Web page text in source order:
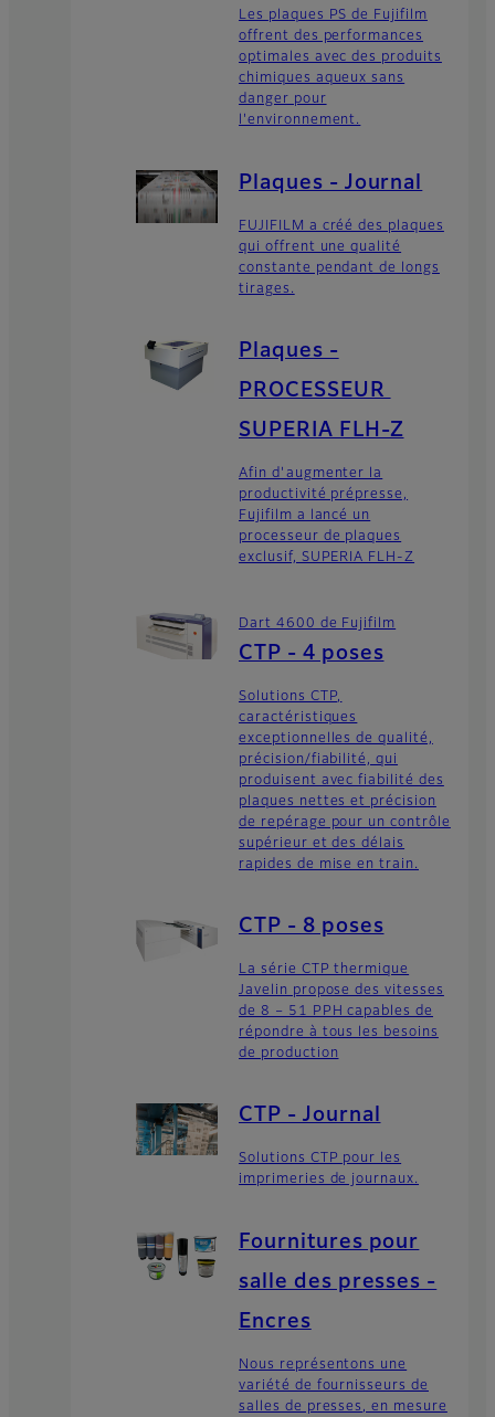
Les plaques PS de Fujifilm
offrent des performances
optimales avec des produits
chimiques aqueux sans
danger pour
l'environnement.
Plaques - Journal
FUJIFILM a créé des plaques
qui offrent une qualité
constante pendant de longs
tirages.
Plaques -
PROCESSEUR
SUPERIA FLH-Z
Afin d'augmenter la
productivité prépresse,
Fujifilm a lancé un
processeur de plaques
exclusif, SUPERIA FLH-Z
Dart 4600 de Fujifilm
CTP - 4 poses
Solutions CTP,
caractéristiques
exceptionnelles de qualité,
précision/fiabilité, qui
produisent avec fiabilité des
plaques nettes et précision
de repérage pour un contrôle
supérieur et des délais
rapides de mise en train.
CTP - 8 poses
La série CTP thermique
Javelin propose des vitesses
de 8 – 51 PPH capables de
répondre à tous les besoins
de production
CTP - Journal
Solutions CTP pour les
imprimeries de journaux.
Fournitures pour
salle des presses -
Encres
Nous représentons une
variété de fournisseurs de
salles de presses, en mesure